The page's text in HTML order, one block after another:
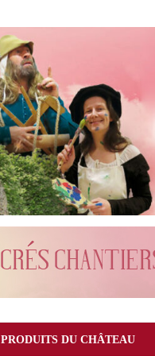
PRODUITS DU CHÂTEAU